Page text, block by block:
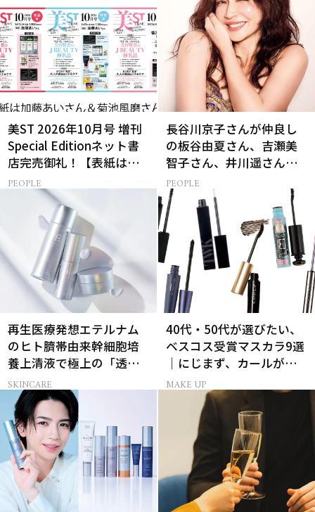
美ST 2026年10月号 増刊
Special Editionネット書
店完売御礼！【表紙は加
藤あいさん＆菊池風磨さ
PEOPLE
長谷川京子さんが仲良し
の板谷由夏さん、吉瀬美
智子さん、井川遥さんと
集まる理由は…
PEOPLE
再生医療発想エテルナム
のヒト臍帯由来幹細胞培
養上清液で極上の「透明
感ハリ肌」へ
SKINCARE
40代・50代が選びたい、
ベスコス受賞マスカラ9選
｜にじまず、カールが続
く名品
MAKE UP